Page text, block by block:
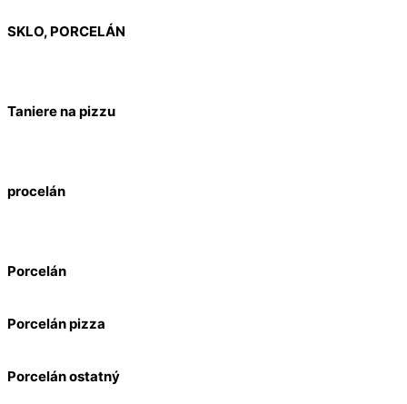
SKLO, PORCELÁN
Taniere na pizzu
procelán
Porcelán
Porcelán pizza
Porcelán ostatný